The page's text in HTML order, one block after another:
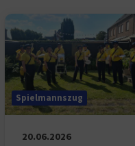
Spielmannszug
20.06.2026